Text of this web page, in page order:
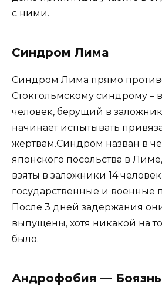
с ними.
Синдром Лима
Синдром Лима прямо
Стокгольмскому синдрому –
человек, берущий в
начинает испытывать
жертвам.Синдром назван в
японского посольства в
взяты в заложники 14
государственные и военные
После 3 дней задержания
выпущены, хотя никакой на
было.
Андрофобия —